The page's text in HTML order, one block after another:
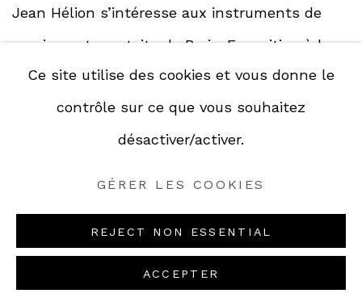
Jean Hélion s’intéresse aux instruments de
musique et aux toits de Paris. Exposition à la
galerie Louis Carré, Paris (puis 1979, 1987 et
1990). Il achète à Bigeonnette, près de
Chartres, une propriété comportant un grand
Mariage avec Jacqueline Ventadour. Il fréquente
les Halles, peint « Monument pour un boucher
Ce site utilise des cookies et vous donne le
contrôle sur ce que vous souhaitez
désactiver/activer.
GÉRER LES COOKIES
REJECT NON ESSENTIAL
ACCEPTER